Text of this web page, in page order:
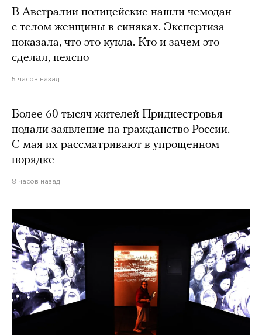
В Австралии полицейские нашли чемодан
с телом женщины в синяках. Экспертиза
показала, что это кукла. Кто и зачем это
сделал, неясно
5 часов назад
Более 60 тысяч жителей Приднестровья
подали заявление на гражданство России.
С мая их рассматривают в упрощенном
порядке
8 часов назад